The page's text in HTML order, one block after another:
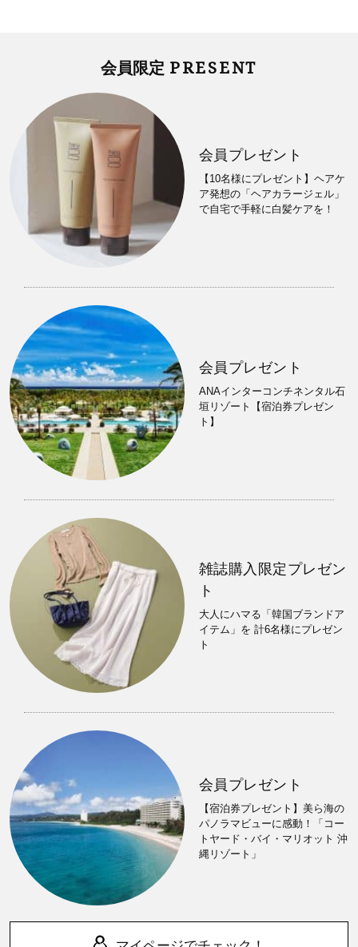
会員限定 PRESENT
会員プレゼント
【10名様にプレゼント】ヘアケ
ア発想の「ヘアカラージェル」
で自宅で手軽に白髪ケアを！
会員プレゼント
ANAインターコンチネンタル石
垣リゾート【宿泊券プレゼン
ト】
雑誌購入限定プレゼン
ト
大人にハマる「韓国ブランドア
イテム」を 計6名様にプレゼン
ト
会員プレゼント
【宿泊券プレゼント】美ら海の
パノラマビューに感動！「コー
トヤード・バイ・マリオット 沖
縄リゾート」